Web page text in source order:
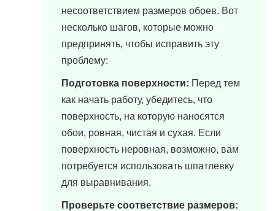
несоответствием размеров обоев. Вот
несколько шагов, которые можно
предпринять, чтобы исправить эту
проблему:
Подготовка поверхности: Перед тем
как начать работу, убедитесь, что
поверхность, на которую наносятся
обои, ровная, чистая и сухая. Если
поверхность неровная, возможно, вам
потребуется использовать шпатлевку
для выравнивания.
Проверьте соответствие размеров: